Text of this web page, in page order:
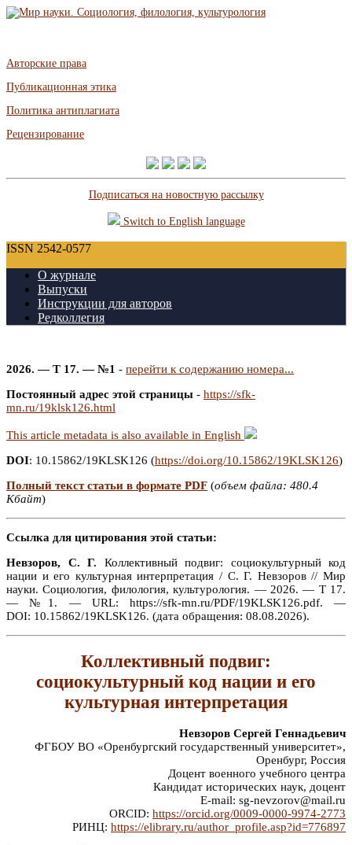
Авторские права
Публикационная этика
Политика антиплагиата
Рецензирование
Подписаться на новостную рассылку
Switch to English language
ISSN 2542-0577
О журнале
Выпуски
Инструкции для авторов
Редколлегия
2026. — Т 17. — №1 - перейти к содержанию номера...
Постоянный адрес этой страницы - https://sfk-
mn.ru/19klsk126.html
This article metadata is also available in English
DOI: 10.15862/19KLSK126 (https://doi.org/10.15862/19KLSK126)
Полный текст статьи в формате PDF (объем файла: 480.4
Кбайт)
Ссылка для цитирования этой статьи:
Невзоров, С. Г. Коллективный подвиг: социокультурный код
нации и его культурная интерпретация / С. Г. Невзоров // Мир
науки. Социология, филология, культурология. — 2026. — Т 17.
— №1. — URL: https://sfk-mn.ru/PDF/19KLSK126.pdf. —
DOI: 10.15862/19KLSK126. (дата обращения: 08.08.2026).
Коллективный подвиг:
социокультурный код нации и его
культурная интерпретация
Невзоров Сергей Геннадьевич
ФГБОУ ВО «Оренбургский государственный университет»,
Оренбург, Россия
Доцент военного учебного центра
Кандидат исторических наук, доцент
E-mail: sg-nevzorov@mail.ru
ORCID: https://orcid.org/0009-0000-9974-2773
РИНЦ: https://elibrary.ru/author_profile.asp?id=776897